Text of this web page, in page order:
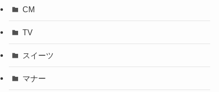
CM
TV
スイーツ
マナー